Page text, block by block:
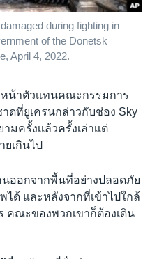
during fighting in
of the Donetsk
April 4, 2022.
น้าตัวเเทนคณะกรรมการ
ดที่ยูเครนกล่าวกับช่อง Sky
ครั้งเเล้วครั้งเล่าเเต่
เกินไป
ออกจากพื้นที่อย่างปลอดภัย
ด้ และหลังจากที่เข้าไปใกล้
คณะของพวกเขาก็ต้องเดิน